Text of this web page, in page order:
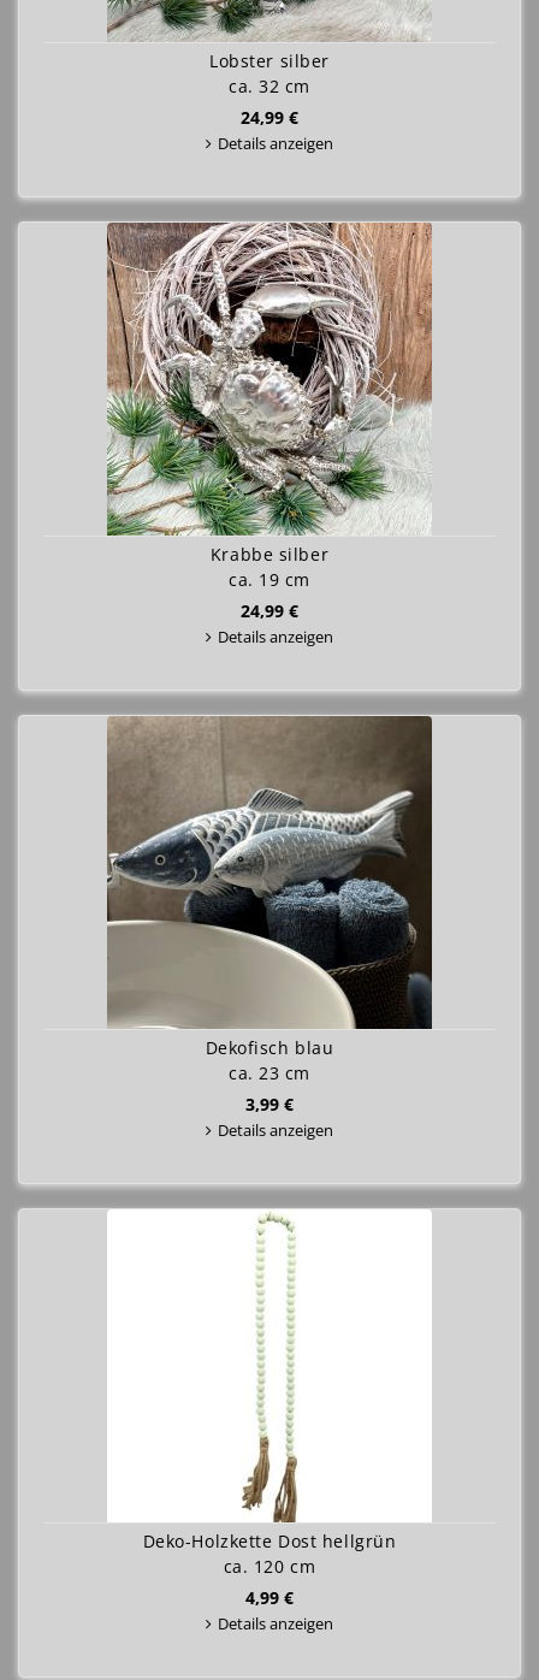
Lobster silber
ca. 32 cm
24,99 €
Details anzeigen
Krabbe silber
ca. 19 cm
24,99 €
Details anzeigen
Dekofisch blau
ca. 23 cm
3,99 €
Details anzeigen
Deko-Holzkette Dost hellgrün
ca. 120 cm
4,99 €
Details anzeigen